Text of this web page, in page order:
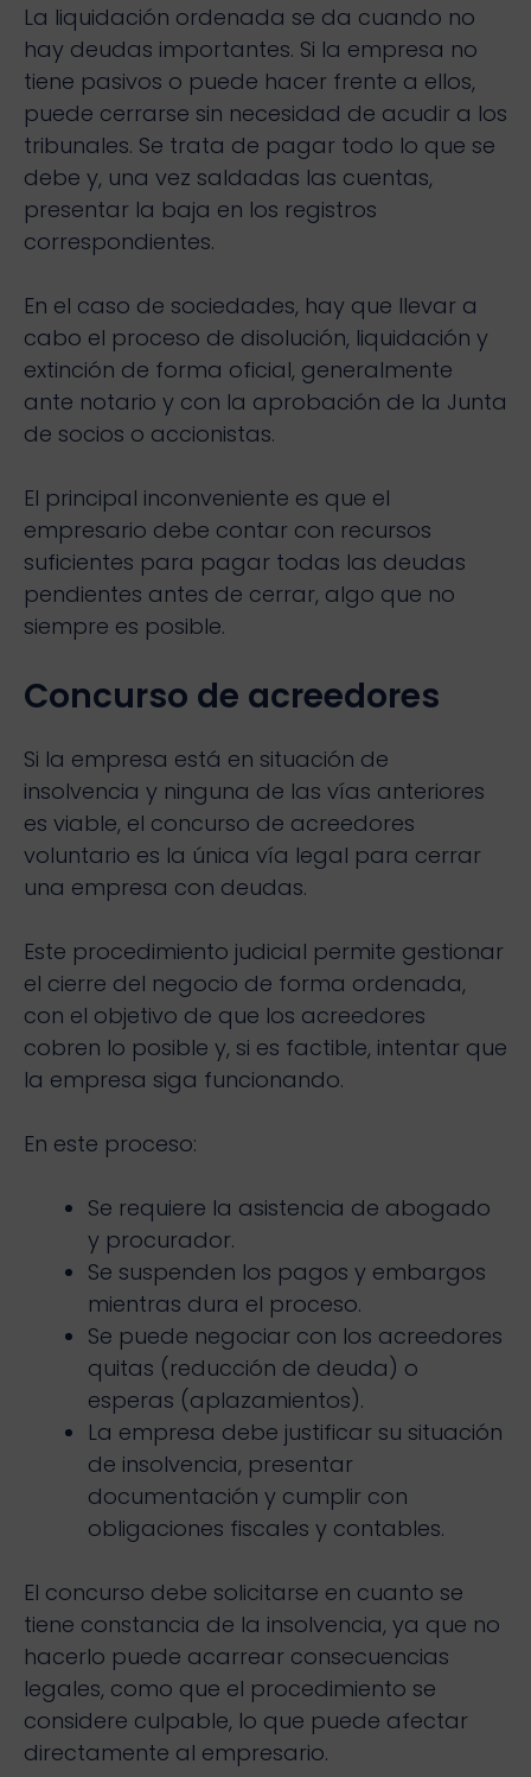
La liquidación ordenada se da cuando no
hay deudas importantes. Si la empresa no
tiene pasivos o puede hacer frente a ellos,
puede cerrarse sin necesidad de acudir a los
tribunales. Se trata de pagar todo lo que se
debe y, una vez saldadas las cuentas,
presentar la baja en los registros
correspondientes.
En el caso de sociedades, hay que llevar a
cabo el proceso de disolución, liquidación y
extinción de forma oficial, generalmente
ante notario y con la aprobación de la Junta
de socios o accionistas.
El principal inconveniente es que el
empresario debe contar con recursos
suficientes para pagar todas las deudas
pendientes antes de cerrar, algo que no
siempre es posible.
Concurso de acreedores
Si la empresa está en situación de
insolvencia y ninguna de las vías anteriores
es viable, el concurso de acreedores
voluntario es la única vía legal para cerrar
una empresa con deudas.
Este procedimiento judicial permite gestionar
el cierre del negocio de forma ordenada,
con el objetivo de que los acreedores
cobren lo posible y, si es factible, intentar que
la empresa siga funcionando.
En este proceso:
Se requiere la asistencia de abogado
y procurador.
Se suspenden los pagos y embargos
mientras dura el proceso.
Se puede negociar con los acreedores
quitas (reducción de deuda) o
esperas (aplazamientos).
La empresa debe justificar su situación
de insolvencia, presentar
documentación y cumplir con
obligaciones fiscales y contables.
El concurso debe solicitarse en cuanto se
tiene constancia de la insolvencia, ya que no
hacerlo puede acarrear consecuencias
legales, como que el procedimiento se
considere culpable, lo que puede afectar
directamente al empresario.